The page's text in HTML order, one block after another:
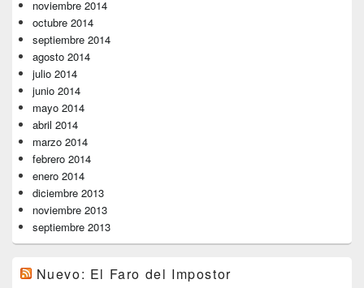
noviembre 2014
octubre 2014
septiembre 2014
agosto 2014
julio 2014
junio 2014
mayo 2014
abril 2014
marzo 2014
febrero 2014
enero 2014
diciembre 2013
noviembre 2013
septiembre 2013
Nuevo: El Faro del Impostor